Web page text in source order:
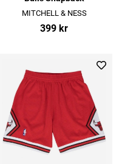
MITCHELL & NESS
399 kr